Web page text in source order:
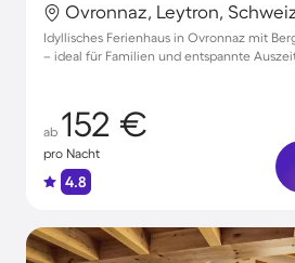
Ovronnaz, Leytron,
Idyllisches Ferienhaus in Ovronnaz mit
– ideal für Familien und entspannte
ab 152 €
pro Nacht
4.8